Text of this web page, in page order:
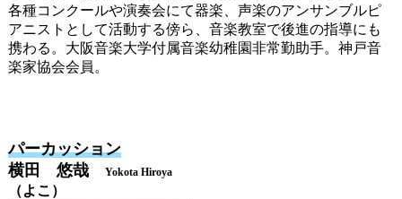
各種コンクールや演奏会にて器楽、声楽のアンサンブルピ
アニストとして活動する傍ら、音楽教室で後進の指導にも
携わる。大阪音楽大学付属音楽幼稚園非常勤助手。神戸音
楽家協会会員。
パーカッション
横田 悠哉
Yokota Hiroya
（よこ）